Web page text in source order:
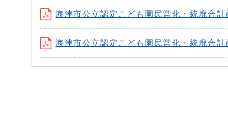
海津市公立認定こども園民営化・統廃合
海津市公立認定こども園民営化・統廃合